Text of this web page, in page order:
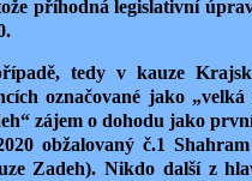
příhodná legislativní
tedy v kauze
označované jako „velká
zájem o dohodu jako
obžalovaný č.1
Zadeh). Nikdo další z